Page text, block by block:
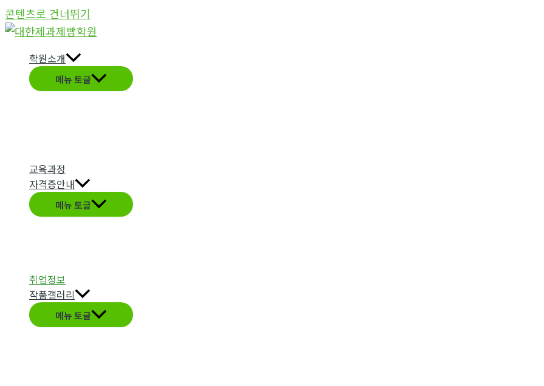
콘텐츠로 건너뛰기
학원소개
메뉴 토글
교육과정
자격증안내
메뉴 토글
취업정보
작품갤러리
메뉴 토글